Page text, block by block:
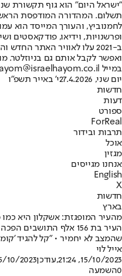
"ישראל היום" הוא גוף תקשורת
ופרשנויות, וידיאו, פודקאסטים
ב-2021 עלו לאוויר האתר
ואפשר לקבל אותם גם בניוזלטר.
במייל hayom@israelhayom.co.il.
יום שני, 27.4.2026
י' באייר תשפ"ו
חדשות
דעות
ספורט
ForReal
תרבות ובידור
אוכל
מגזין
אנחנו מגייסים
English
X
חדשות
בארץ
מהעיר המופגזת: אשקלון היא
העיר בת 156 אלף
שהמצב לא יחמיר • "קל להגיד
אייל לוי
15/10/2023, 21:24
,עודכן10/2023, 21:29
0השמעה